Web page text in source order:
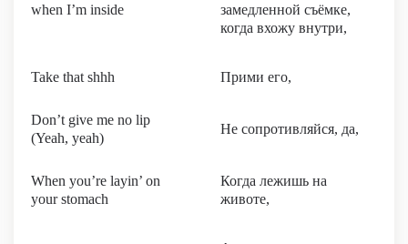
when I’m inside
замедленной съёмке,
когда вхожу внутри,
Take that shhh Прими его,
Don’t give me no lip
(Yeah, yeah)
Не сопротивляйся, да,
When you’re layin’ on
your stomach
Когда лежишь на
животе,